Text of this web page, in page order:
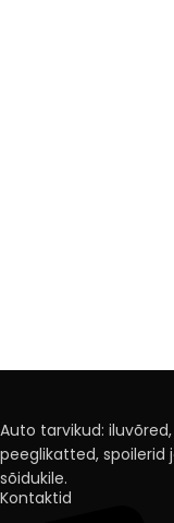
Auto tarvikud:
peeglikatted, spoilerid
sõidukile.
Kontaktid